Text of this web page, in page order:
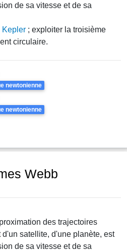
de sa vitesse et de sa
Kepler ; exploiter la troisième
circulaire.
newtonienne
newtonienne
Webb
des trajectoires
satellite, d'une planète, est
de sa vitesse et de sa